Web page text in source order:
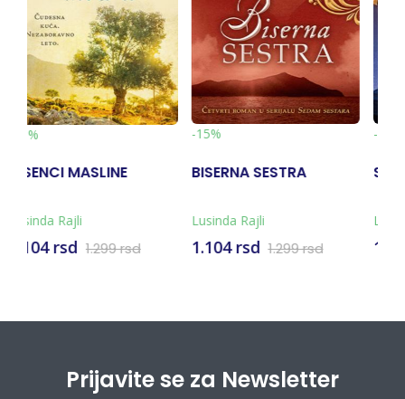
SESTRA
1.299 rsd
SESTRA IZ SENKE
Lusinda Rajli
1.104 rsd 1.299 rsd
SEDAM
Lusinda Rajli
1.104 rsd
Prijavite se za Newsletter